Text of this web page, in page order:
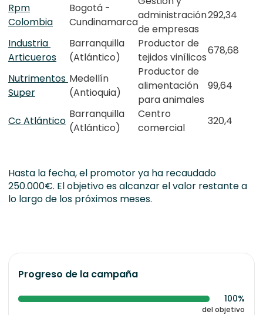
Rpm
Colombia
Bogotá -
Cundinamarca
administración
de empresas
292,34
Industria
Articueros
Barranquilla
(Atlántico)
Productor de
tejidos vinílicos
678,68
Nutrimentos
Super
Medellín
(Antioquia)
Productor de
alimentación
para animales
99,64
Cc Atlántico
Barranquilla
(Atlántico)
Centro
comercial
320,4
Hasta la fecha, el promotor ya ha recaudado
250.000€. El objetivo es alcanzar el valor restante a
lo largo de los próximos meses.
Progreso de la campaña
100%
del objetivo